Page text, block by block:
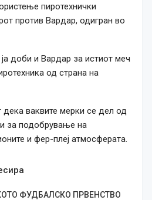
пиротехнички
против Вардар, одигран во
доби и Вардар за истиот меч
од страна на
ваквите мерки се дел од
за подобрување на
и фер-плеј атмосферата.
ФУДБАЛСКО ПРВЕНСТВО